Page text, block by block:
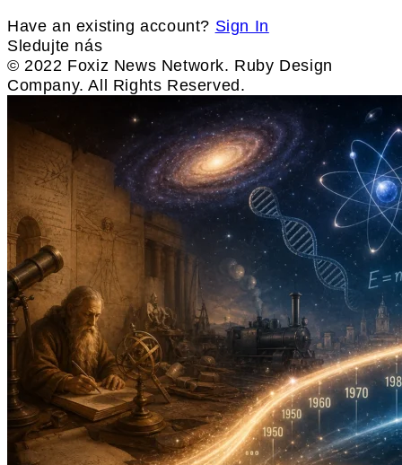
Have an existing account? Sign In
Sledujte nás
© 2022 Foxiz News Network. Ruby Design
Company. All Rights Reserved.